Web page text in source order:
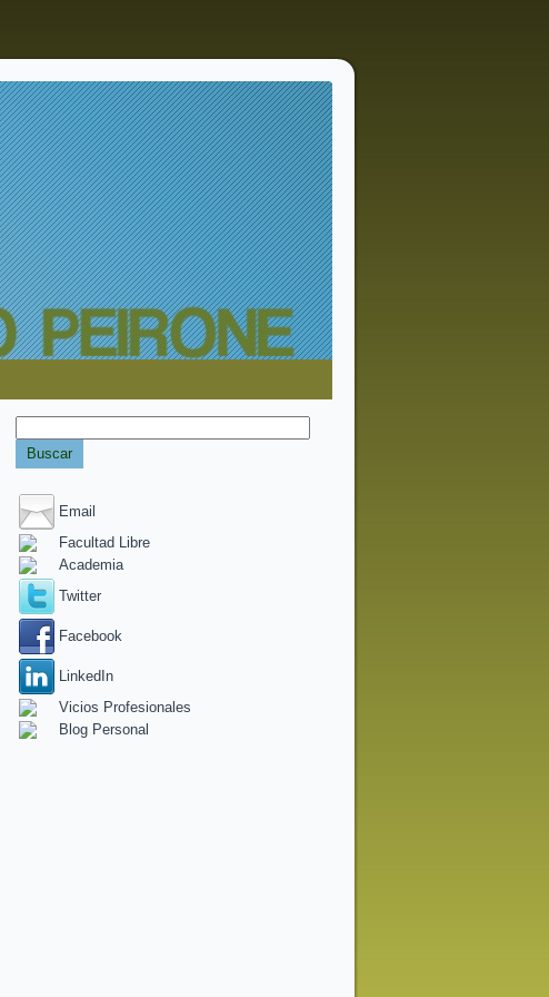
Email
Facultad Libre
Academia
Twitter
Facebook
LinkedIn
Vicios Profesionales
Blog Personal